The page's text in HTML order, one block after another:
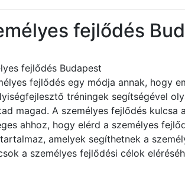
fejlődés
fejlődés Budapest
fejlődés egy módja annak, hogy
tréningek segítségével
magad. A személyes fejlődés kulcsa
ahhoz, hogy elérd a személyes
amelyek segíthetnek a
a személyes fejlődési célok